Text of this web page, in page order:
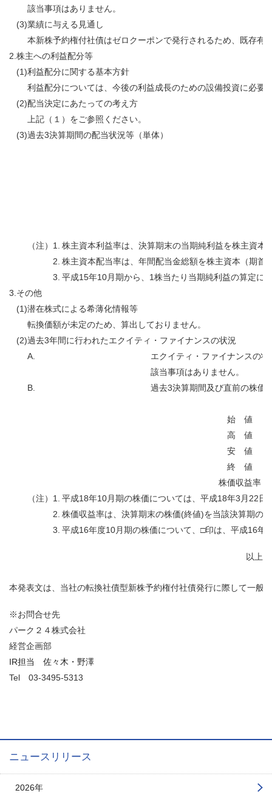
該当事項はありません。
(3)業績に与える見通し
本新株予約権付社債はゼロクーポンで発行されるため、既存
2. 株主への利益配分等
(1)利益配分に関する基本方針
利益配分については、今後の利益成長のための設備投資に必
(2)配当決定にあたっての考え方
上記（１）をご参照ください。
(3)過去3決算期間の配当状況等（単体）
（注） 1.
株主資本利益率は、決算期末の当期純利益を株主資
2. 株主資本配当率は、年間配当金総額を株主資本（期
3. 平成15年10月期から、1株当たり当期純利益の算定に
3. その他
(1)潜在株式による希薄化情報等
転換価額が未定のため、算出しておりません。
(2)過去3年間に行われたエクイティ・ファイナンスの状況
A.
エクイティ・ファイナンスの状
該当事項はありません。
B.
過去3決算期間及び直前の株価
始 値
高 値
安 値
終 値
株価収益率
（注） 1.
平成18年10月期の株価については、平成18年3月22日
2. 株価収益率は、決算期末の株価(終値)を当該決算期の
3. 平成16年度10月期の株価について、□印は、平成16
以上
本発表文は、当社の転換社債型新株予約権付社債発行に際して一般
※お問合せ先
パーク２４株式会社
経営企画部
IR担当 佐々木・野澤
Tel 03-3495-5313
ニュースリリース
2026年